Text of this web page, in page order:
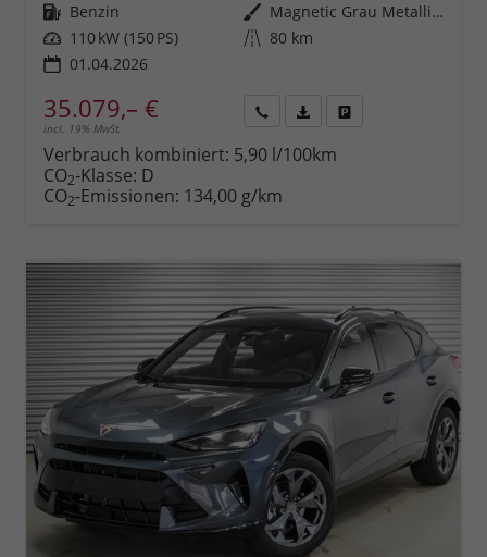
Kraftstoff Benzin Außenfarbe
Magnetic Grau Metallic (S7)
Leistung 110 kW (150 PS) Kilometerstand 80 km
01.04.2026
35.079,– €
incl. 19% MwSt.
anfordern
Datei,
Verbrauch kombiniert: 5,90 l/100km
CO2-Klasse: D
CO2-Emissionen: 134,00 g/km